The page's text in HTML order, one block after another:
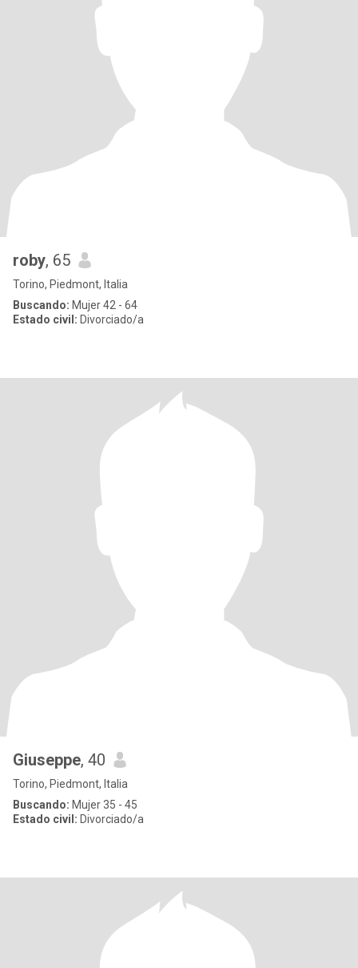
roby, 65
Torino, Piedmont, Italia
Buscando: Mujer 42 - 64
Estado civil: Divorciado/a
Giuseppe, 40
Torino, Piedmont, Italia
Buscando: Mujer 35 - 45
Estado civil: Divorciado/a